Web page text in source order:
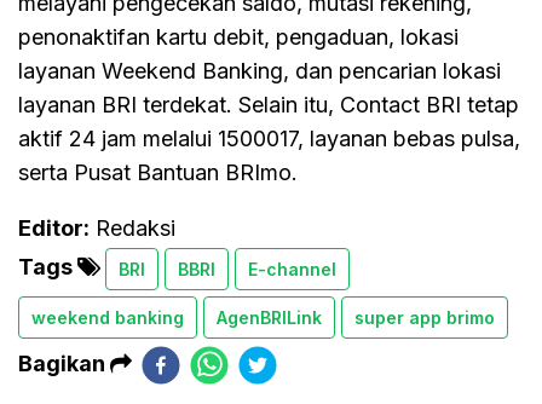
penonaktifan kartu debit, pengaduan, lokasi
layanan Weekend Banking, dan pencarian lokasi
layanan BRI terdekat. Selain itu, Contact BRI tetap
aktif 24 jam melalui 1500017, layanan bebas pulsa,
serta Pusat Bantuan BRImo.
Editor: Redaksi
Tags
BRI BBRI E-channel
weekend banking AgenBRILink super app brimo
Bagikan